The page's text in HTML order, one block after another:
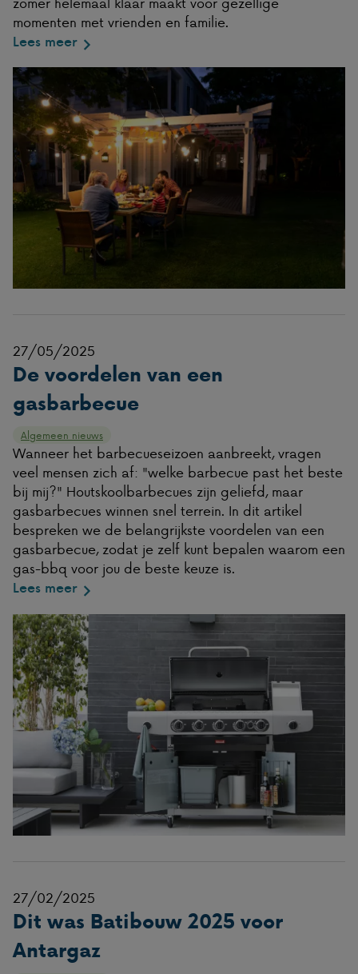
momenten met vrienden en familie.
Lees meer
27/05/2025
De voordelen van een
gasbarbecue
Algemeen nieuws
Wanneer het barbecueseizoen aanbreekt, vragen
veel mensen zich af: "welke barbecue past het beste
bij mij?" Houtskoolbarbecues zijn geliefd, maar
gasbarbecues winnen snel terrein. In dit artikel
bespreken we de belangrijkste voordelen van een
gasbarbecue, zodat je zelf kunt bepalen waarom een
gas-bbq voor jou de beste keuze is.
Lees meer
27/02/2025
Dit was Batibouw 2025 voor
Antargaz